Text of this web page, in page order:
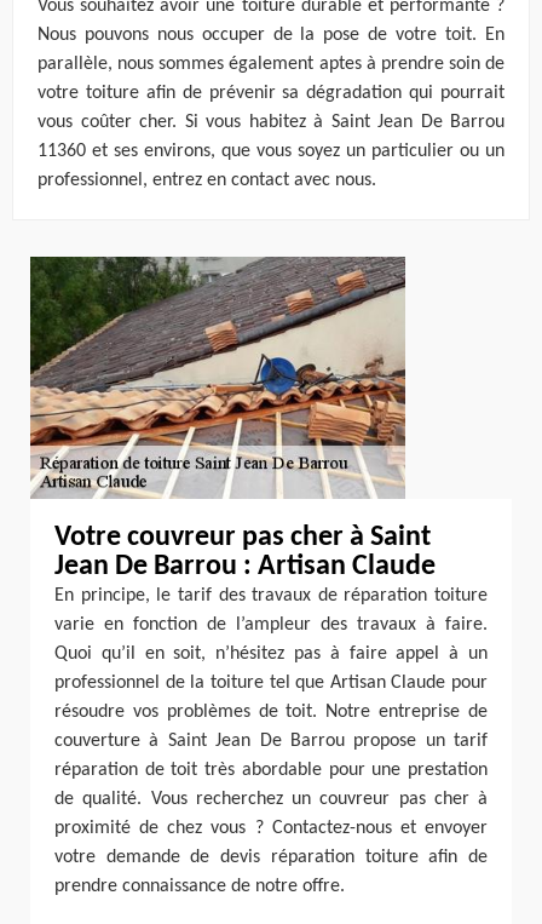
Vous souhaitez avoir une toiture durable et performante ?
Nous pouvons nous occuper de la pose de votre toit. En
parallèle, nous sommes également aptes à prendre soin de
votre toiture afin de prévenir sa dégradation qui pourrait
vous coûter cher. Si vous habitez à Saint Jean De Barrou
11360 et ses environs, que vous soyez un particulier ou un
professionnel, entrez en contact avec nous.
Votre couvreur pas cher à Saint
Jean De Barrou : Artisan Claude
En principe, le tarif des travaux de réparation toiture
varie en fonction de l’ampleur des travaux à faire.
Quoi qu’il en soit, n’hésitez pas à faire appel à un
professionnel de la toiture tel que Artisan Claude pour
résoudre vos problèmes de toit. Notre entreprise de
couverture à Saint Jean De Barrou propose un tarif
réparation de toit très abordable pour une prestation
de qualité. Vous recherchez un couvreur pas cher à
proximité de chez vous ? Contactez-nous et envoyer
votre demande de devis réparation toiture afin de
prendre connaissance de notre offre.